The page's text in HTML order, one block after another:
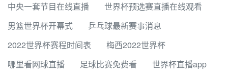
中央一套节目在线直播
世界杯预选赛直播在线观看
男篮世界杯开幕式
乒乓球最新赛事消息
2022世界杯赛程时间表
梅西2022世界杯
哪里看网球直播
足球比赛免费看
世界杯直播app